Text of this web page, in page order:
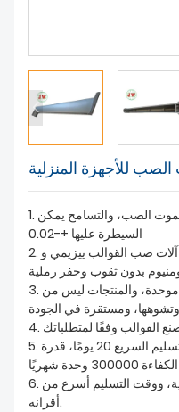
للأجهزة المنزلية
1. سبائك الألومنيوم عالية الدقة يموت الصب، والتسامح يمكن
السيطرة عليها +-0.02
2. يمكن لأحدث آلات صب القوالب ييزيمي وToshiba وLijin التحكم
بدون ثقوب وحفر رملية
3. كثافة المنتجات النهائية لصب القوالب موحدة، والمنتجات ليس من
ومستقرة في الجودة
القوالب وفقًا لمتطلباتك
5. عينة جاهزة خلال يومين، وقت التسليم السريع 20 يومًا، قدرة
6. المصنع لديه قسم المعالجة السطحية، ووقت التسليم أسرع من
أقرانه.